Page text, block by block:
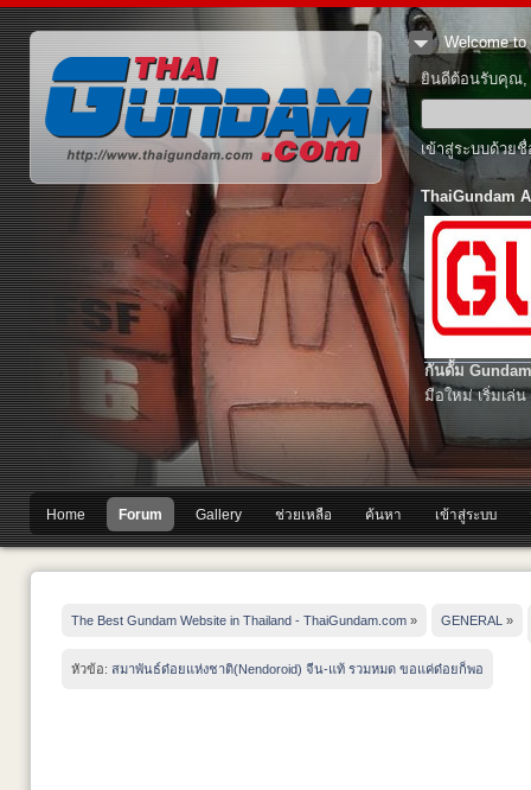
Welcome to
ยินดีต้อนรับคุณ,
เข้าสู่ระบบด้วย
ThaiGundam
กันดั้ม
มือใหม่ เริ่มเล่น
Home Forum Gallery ช่วยเหลือ ค้นหา เข้าสู่ระบบ
The Best Gundam Website in Thailand - ThaiGundam.com » GENERAL »
หัวข้อ: สมาพันธ์ด๋อยแห่งชาติ(Nendoroid) จีน-แท้ รวมหมด ขอแค่ด๋อยก็พอ